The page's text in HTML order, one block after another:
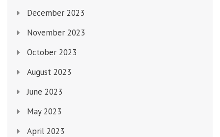
December 2023
November 2023
October 2023
August 2023
June 2023
May 2023
April 2023